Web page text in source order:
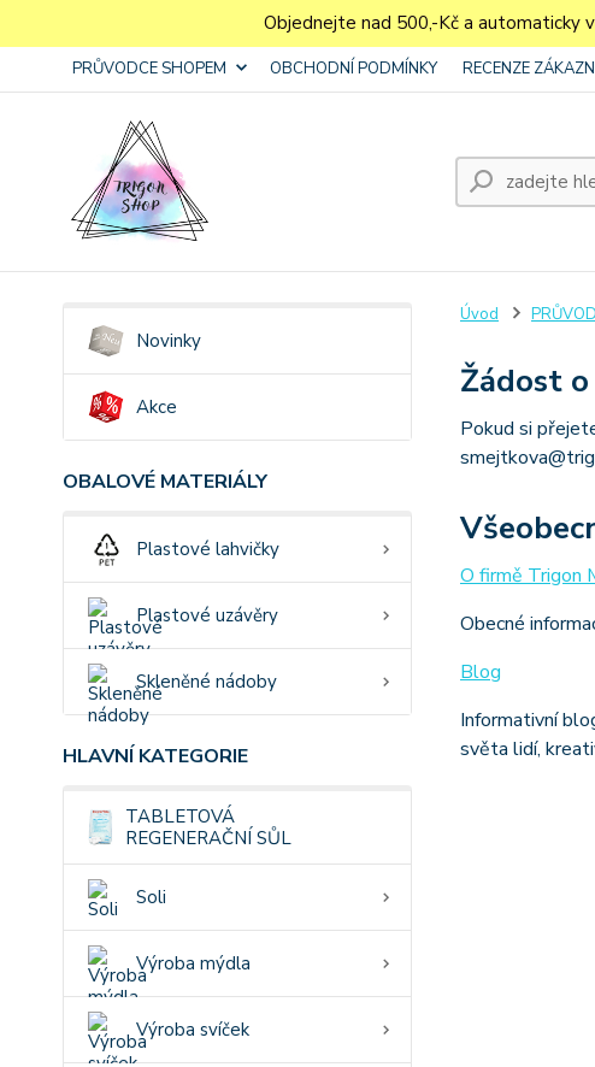
Objednejte nad 500,-Kč a automaticky
PRŮVODCE SHOPEM OBCHODNÍ PODMÍNKY RECENZE
Novinky
Akce
OBALOVÉ MATERIÁLY
Plastové lahvičky
Plastové uzávěry
Skleněné nádoby
HLAVNÍ KATEGORIE
TABLETOVÁ
REGENERAČNÍ SŮL
Soli
Výroba mýdla
Výroba svíček
Úvod
Žádost
Pokud si
O firmě Trigon
Obecné
Blog
Informativní
světa lidí,